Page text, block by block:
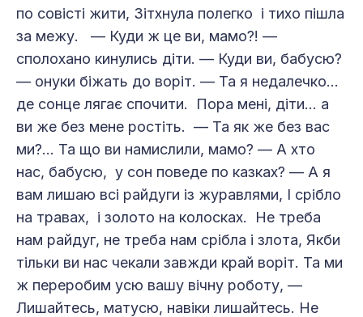
по совісті жити, Зітхнула полегко і тихо пішла
за межу. — Куди ж це ви, мамо?! —
сполохано кинулись діти. — Куди ви, бабусю?
— онуки біжать до воріт. — Та я недалечко...
де сонце лягає спочити. Пора мені, діти... а
ви же без мене ростіть. — Та як же без вас
ми?... Та що ви намислили, мамо? — А хто
нас, бабусю, у сон поведе по казках? — А я
вам лишаю всі райдуги із журавлями, І срібло
на травах, і золото на колосках. Не треба
нам райдуг, не треба нам срібла і злота, Якби
тільки ви нас чекали завжди край воріт. Та ми
ж переробим усю вашу вічну роботу, —
Лишайтесь, матусю, навіки лишайтесь. Не